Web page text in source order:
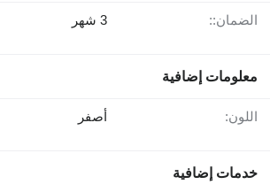
الضمان:: 3 شهر
معلومات إضافية
اللون: أصفر
خدمات إضافية